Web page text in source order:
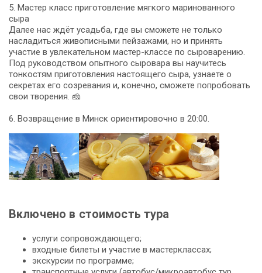
5. Мастер класс приготовление мягкого маринованного
сыра
Далее нас ждёт усадьба, где вы сможете не только
насладиться живописными пейзажами, но и принять
участие в увлекательном мастер-классе по сыроварению.
Под руководством опытного сыровара вы научитесь
тонкостям приготовления настоящего сыра, узнаете о
секретах его созревания и, конечно, сможете попробовать
свои творения. 🧀
6. Возвращение в Минск ориентировочно в 20:00.
Включено в стоимость тура
услуги сопровождающего;
входные билеты и участие в мастерклассах;
экскурсии по программе;